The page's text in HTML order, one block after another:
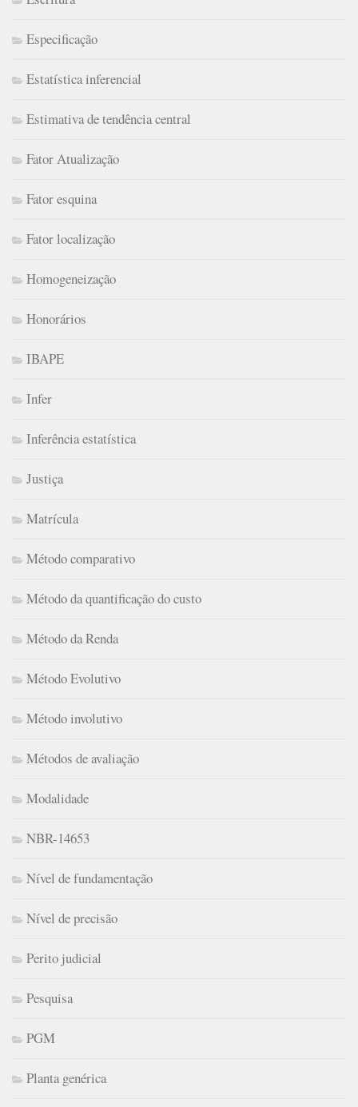
Especificação
Estatística inferencial
Estimativa de tendência central
Fator Atualização
Fator esquina
Fator localização
Homogeneização
Honorários
IBAPE
Infer
Inferência estatística
Justiça
Matrícula
Método comparativo
Método da quantificação do custo
Método da Renda
Método Evolutivo
Método involutivo
Métodos de avaliação
Modalidade
NBR-14653
Nível de fundamentação
Nível de precisão
Perito judicial
Pesquisa
PGM
Planta genérica